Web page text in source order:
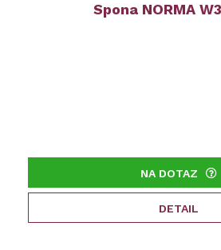
Spona NORMA
NA DOTAZ
DETAIL